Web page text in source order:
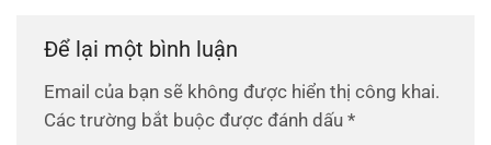
Để lại một bình luận
Email của bạn sẽ không được hiển thị công khai.
Các trường bắt buộc được đánh dấu *